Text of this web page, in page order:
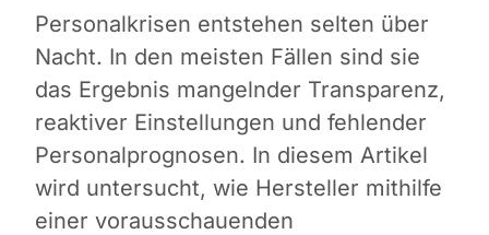
Personalkrisen entstehen selten über
Nacht. In den meisten Fällen sind sie
das Ergebnis mangelnder Transparenz,
reaktiver Einstellungen und fehlender
Personalprognosen. In diesem Artikel
wird untersucht, wie Hersteller mithilfe
einer vorausschauenden